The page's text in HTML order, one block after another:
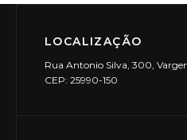
LOCALIZAÇÃO
Rua Antonio Silva, 300,
CEP: 25990-150